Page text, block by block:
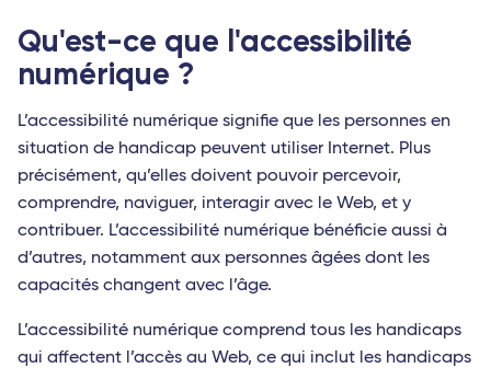
Qu'est-ce que l'accessibilité
numérique ?
L’accessibilité numérique signifie que les personnes en
situation de handicap peuvent utiliser Internet. Plus
précisément, qu’elles doivent pouvoir percevoir,
comprendre, naviguer, interagir avec le Web, et y
contribuer. L’accessibilité numérique bénéficie aussi à
d’autres, notamment aux personnes âgées dont les
capacités changent avec l’âge.
L’accessibilité numérique comprend tous les handicaps
qui affectent l’accès au Web, ce qui inclut les handicaps